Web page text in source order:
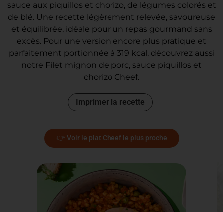
sauce aux piquillos et chorizo, de légumes colorés et
de blé. Une recette légèrement relevée, savoureuse
et équilibrée, idéale pour un repas gourmand sans
excès. Pour une version encore plus pratique et
parfaitement portionnée à 319 kcal, découvrez aussi
notre Filet mignon de porc, sauce piquillos et
chorizo Cheef.
Imprimer la recette
👉 Voir le plat Cheef le plus proche